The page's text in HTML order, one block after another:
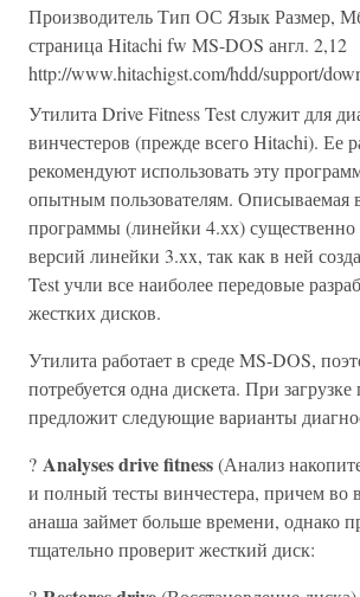
Производитель Тип ОС Язык Размер,
страница Hitachi fw MS-DOS англ. 2,12
http://www.hitachigst.com/hdd/support/
Утилита Drive Fitness Test служит для
винчестеров (прежде всего Hitachi). Ее
рекомендуют использовать эту
опытным пользователям. Описываемая
программы (линейки 4.хх) существенно
версий линейки 3.xx, так как в ней
Test учли все наиболее передовые
жестких дисков.
Утилита работает в среде MS-DOS,
потребуется одна дискета. При
предложит следующие варианты
? Analyses drive fitness(Анализ
и полный тесты винчестера, причем во
анаша займет больше времени, однако
тщательно проверит жесткий диск: